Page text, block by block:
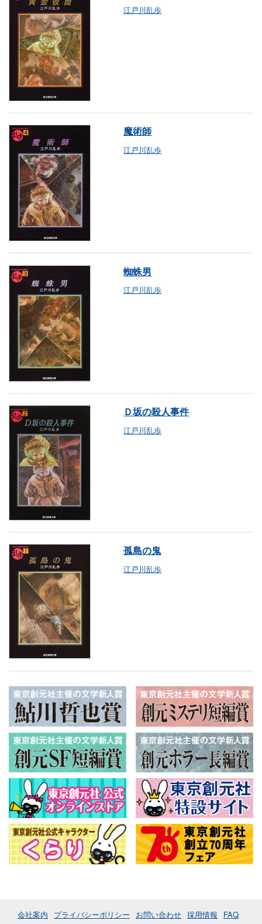
江戸川乱歩
魔術師
江戸川乱歩
蜘蛛男
江戸川乱歩
Ｄ坂の殺人事件
江戸川乱歩
孤島の鬼
江戸川乱歩
会社案内 プライバシーポリシー お問い合わせ 採用情報 FAQ